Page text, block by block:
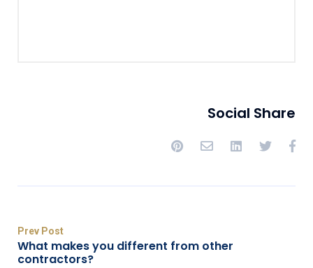
Social Share
Prev Post
What makes you different from other
contractors?